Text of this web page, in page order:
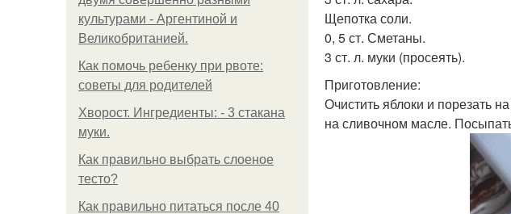
культурами - Аргентиной и
Великобританией.
Как помочь ребенку при рвоте:
советы для родителей
Хворост. Ингредиенты: - 3 стакана
муки.
Как правильно выбрать слоеное
тесто?
Как правильно питаться после 40
Щепотка соли.
0, 5 ст. Сметаны.
3 ст. л. муки (просеять).
Приготовление:
Очистить яблоки и порезать
на сливочном масле.